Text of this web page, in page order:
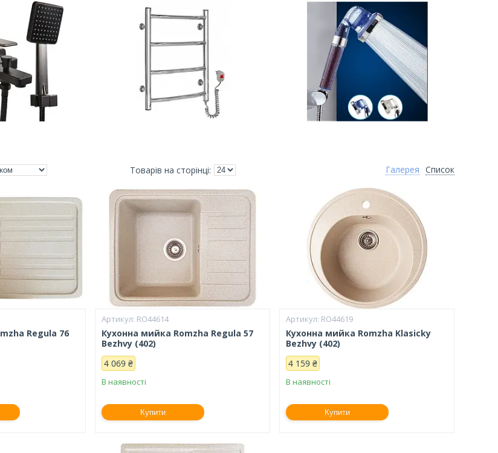
Галерея Список
Regula 76
RO44614
Кухонна мийка Romzha Regula 57
Bezhvy (402)
4 069 ₴
В наявності
Купити
RO44619
Кухонна мийка Romzha Klasicky
Bezhvy (402)
4 159 ₴
В наявності
Купити